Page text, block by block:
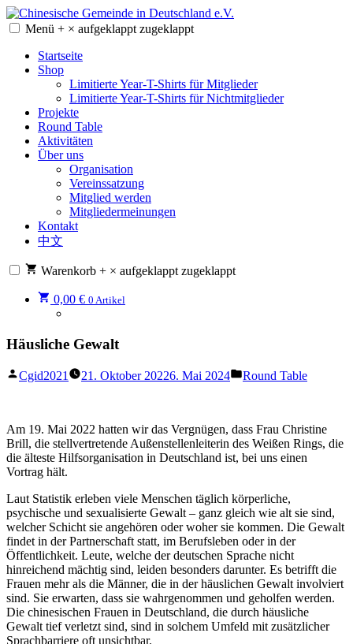
Zum
Inhalt
Chinesische Gemeinde in Deutschland e.V.
Chinesische Gemeinde in Deutschland e.V.
Menü + × aufgeklappt zugeklappt
Startseite
Shop
Limitierte Year-T-Shirts für Mitglieder
Limitierte Year-T-Shirts für Nichtmitglieder
Projekte
Round Table
Aktivitäten
Über uns
Organisation
Vereinssatzung
Mitglied werden
Mitgliedermeinungen
Kontakt
中文
Warenkorb + × aufgeklappt zugeklappt
0,00 € 0 Artikel
Häusliche Gewalt
Verfasst
Cgid2021 21. Oktober 20226. Mai 2024
Veröffentlicht
Round Table
Am 19. Mai 2022 hatten wir das Vergnügen, dass Frau Christine
Brill, die stellvertretende Außenstellenleiterin des Weißen Rings, die
die älteste Hilfsorganisation in Deutschland ist, bei uns einen
Vortrag hält.
Laut Statistik erleben viele Menschen täglich körperliche,
psychische und sexualisierte Gewalt – ganz gleich wie alt sie sind,
welcher Schicht sie angehören oder woher sie kommen. Die Gewalt
findet in der Partnerschaft statt, im Berufsleben oder in der
Öffentlichkeit. Leute, welche der deutschen Sprache nicht
hinreichend mächtig sind, leiden besonders darunter. Es betrifft die
Frauen mehr als die Männer, die in der häuslichen Gewalt involviert
sind. Sie erwarten, dass sie wahrgenommen und geholfen werden.
Die chinesischen Frauen in Deutschland, die durch häusliche
Gewalt tief verletzt sind, sind in solchem Umfeld mit zusätzlicher
Sprachbarriere oft unsichtbar.